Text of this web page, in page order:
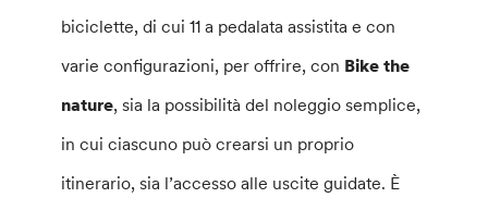
biciclette, di cui 11 a pedalata assistita e con
varie configurazioni, per offrire, con Bike the
nature, sia la possibilità del noleggio semplice,
in cui ciascuno può crearsi un proprio
itinerario, sia l’accesso alle uscite guidate. È